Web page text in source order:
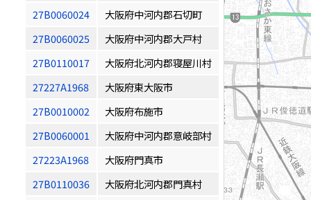
27B0060024
大阪府中河内郡石切町
27B0060025
大阪府中河内郡大戸村
27B0110017
大阪府北河内郡寝屋川村
27227A1968
大阪府東大阪市
27B0010002
大阪府布施市
27B0060001
大阪府中河内郡意岐部村
27223A1968
大阪府門真市
27B0110036
大阪府北河内郡門真村